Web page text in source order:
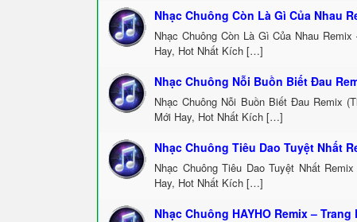
Nhạc Chuông Còn Là Gì Của Nhau
Nhạc Chuông Còn Là Gì Của Nhau
Hay, Hot Nhất Kích […]
Nhạc Chuông Nỗi Buồn Biết Đau
Nhạc Chuông Nỗi Buồn Biết Đau Remix
Mới Hay, Hot Nhất Kích […]
Nhạc Chuông Tiêu Dao Tuyệt Nhất
Nhạc Chuông Tiêu Dao Tuyệt Nhất
Hay, Hot Nhất Kích […]
Nhạc Chuông HAYHO Remix – Trang